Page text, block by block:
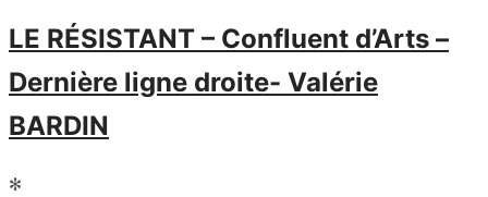
LE RÉSISTANT – Confluent d’Arts –
Dernière ligne droite- Valérie
BARDIN
✻